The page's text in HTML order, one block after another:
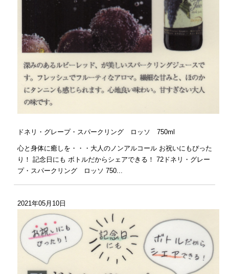
ドネリ・グレープ・スパークリング ロッソ 750ml
心と身体に癒しを・・・大人のノンアルコール お祝いにもぴった
り！ 記念日にも ボトルだからシェアできる！ 72ドネリ・グレー
プ・スパークリング ロッソ 750...
2021年05月10日